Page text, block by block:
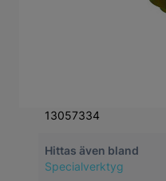
13057334
Hittas även bland
Specialverktyg